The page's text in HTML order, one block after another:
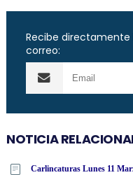
Recibe
correo:
NOTICIA
Carlincaturas Lunes 11